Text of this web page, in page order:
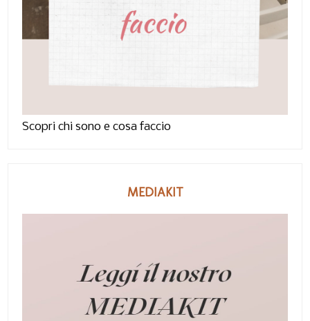
Scopri chi sono e cosa faccio
MEDIAKIT